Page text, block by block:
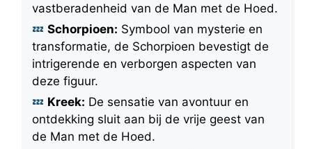
vastberadenheid van de Man met de Hoed.
Schorpioen: Symbool van mysterie en
transformatie, de Schorpioen bevestigt de
intrigerende en verborgen aspecten van
deze figuur.
Kreek: De sensatie van avontuur en
ontdekking sluit aan bij de vrije geest van
de Man met de Hoed.